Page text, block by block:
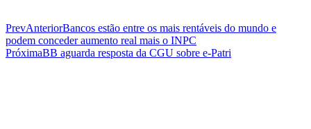
PrevAnteriorBancos estão entre os mais rentáveis do mundo e
podem conceder aumento real mais o INPC
PróximaBB aguarda resposta da CGU sobre e-Patri